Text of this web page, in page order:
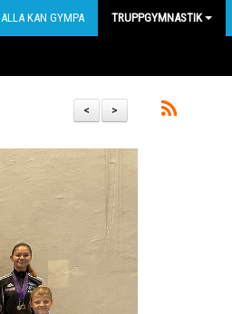
ALLA KAN GYMPA TRUPPGYMNASTIK
>
<